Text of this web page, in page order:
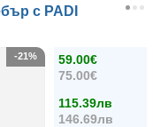
с PADI
59.00€
75.00€
115.39лв
146.69лв
-21%